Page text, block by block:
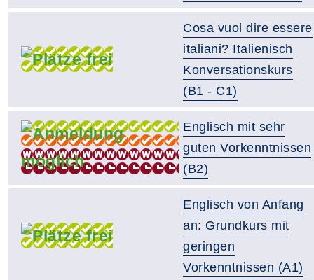
Cosa vuol dire essere
italiani? Italienisch
Konversationskurs
(B1 - C1)
Englisch mit sehr
guten Vorkenntnissen
(B2)
Englisch von Anfang
an: Grundkurs mit
geringen
Vorkenntnissen (A1)